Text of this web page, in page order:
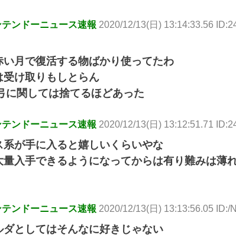
ンドーニュース速報 2020/12/13(日) 13:14:33.56
月で復活する物ばかり使ってたわ
け取りもしとらん
関しては捨てるほどあった
ンドーニュース速報 2020/12/13(日) 13:12:51.71
が手に入ると嬉しいくらいやな
入手できるようになってからは有り難みは薄
ンドーニュース速報 2020/12/13(日) 13:13:56.05 ID:/
としてはそんなに好きじゃない